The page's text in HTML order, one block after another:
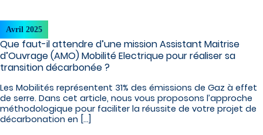
Avril 2025
Que faut-il attendre d’une mission Assistant Maitrise
d’Ouvrage (AMO) Mobilité Electrique pour réaliser sa
transition décarbonée ?
Les Mobilités représentent 31% des émissions de Gaz à effet
de serre. Dans cet article, nous vous proposons l’approche
méthodologique pour faciliter la réussite de votre projet de
décarbonation en […]